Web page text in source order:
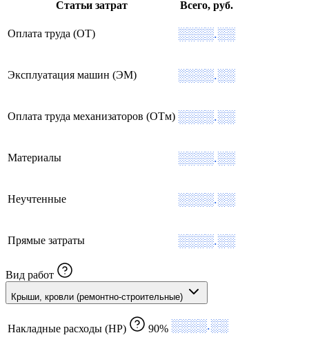
Статьи затрат Всего, руб.
Оплата труда (ОТ) ░░░░.░░
Эксплуатация машин (ЭМ) ░░░░.░░
Оплата труда механизаторов (ОТм) ░░░░.░░
Материалы ░░░░.░░
Неучтенные ░░░░.░░
Прямые затраты ░░░░.░░
Вид работ
Крыши, кровли (ремонтно-строительные)
Накладные расходы (НР) 90% ░░░░.░░